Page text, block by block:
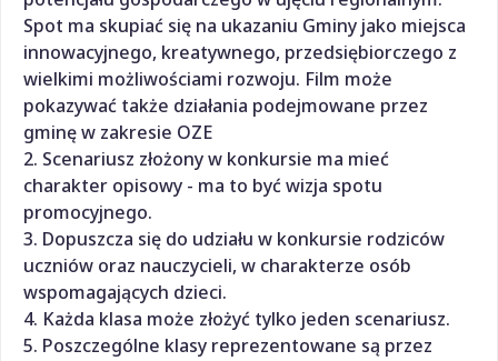
Spot ma skupiać się na ukazaniu Gminy jako miejsca
innowacyjnego, kreatywnego, przedsiębiorczego z
wielkimi możliwościami rozwoju. Film może
pokazywać także działania podejmowane przez
gminę w zakresie OZE
2. Scenariusz złożony w konkursie ma mieć
charakter opisowy - ma to być wizja spotu
promocyjnego.
3. Dopuszcza się do udziału w konkursie rodziców
uczniów oraz nauczycieli, w charakterze osób
wspomagających dzieci.
4. Każda klasa może złożyć tylko jeden scenariusz.
5. Poszczególne klasy reprezentowane są przez